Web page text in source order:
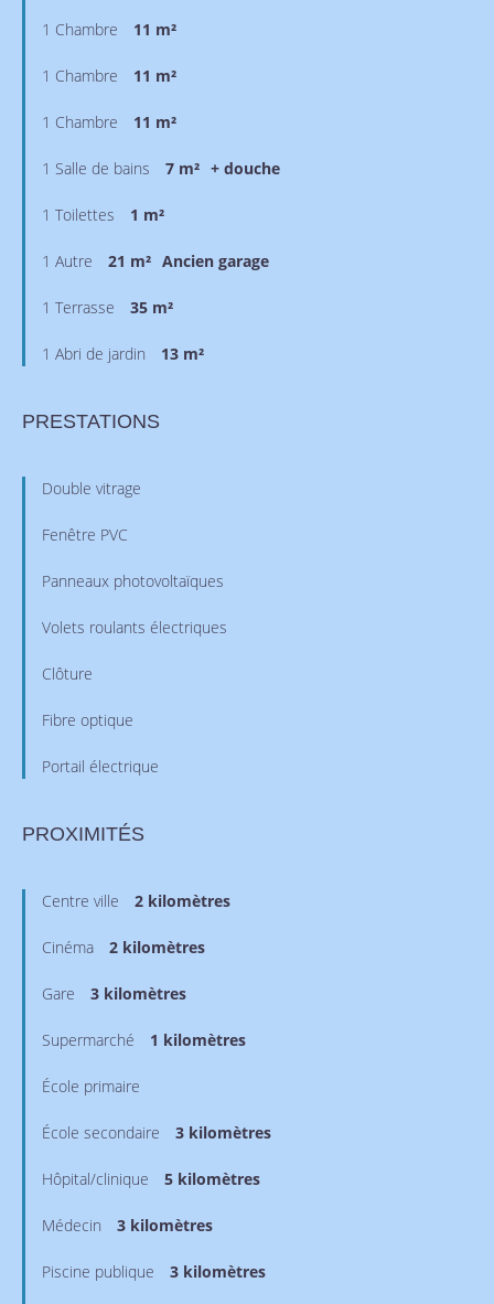
1 Chambre 11 m²
1 Chambre 11 m²
1 Chambre 11 m²
1 Salle de bains 7 m² + douche
1 Toilettes 1 m²
1 Autre 21 m² Ancien garage
1 Terrasse 35 m²
1 Abri de jardin 13 m²
PRESTATIONS
Double vitrage
Fenêtre PVC
Panneaux photovoltaïques
Volets roulants électriques
Clôture
Fibre optique
Portail électrique
PROXIMITÉS
Centre ville 2 kilomètres
Cinéma 2 kilomètres
Gare 3 kilomètres
Supermarché 1 kilomètres
École primaire
École secondaire 3 kilomètres
Hôpital/clinique 5 kilomètres
Médecin 3 kilomètres
Piscine publique 3 kilomètres